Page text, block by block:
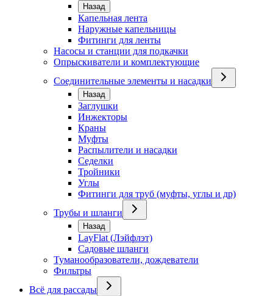
Назад
Капельная лента
Наружные капельницы
Фитинги для ленты
Насосы и станции для подкачки
Опрыскиватели и комплектующие
Соединительные элементы и насадки
Назад
Заглушки
Инжекторы
Краны
Муфты
Распылители и насадки
Седелки
Тройники
Углы
Фитинги для труб (муфты, углы и др)
Трубы и шланги
Назад
LayFlat (Лэйфлэт)
Садовые шланги
Туманообразователи, дождеватели
Фильтры
Всё для рассады